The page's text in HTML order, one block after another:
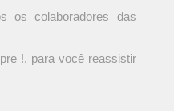
os colaboradores das
!, para você reassistir